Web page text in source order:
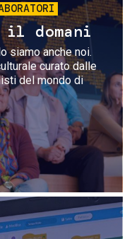
domani
siamo anche noi.
curato dalle
del mondo di